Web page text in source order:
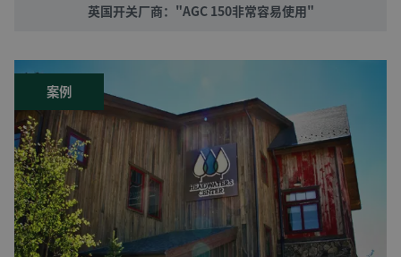
英国开关厂商："AGC 150非常容易使用"
案例